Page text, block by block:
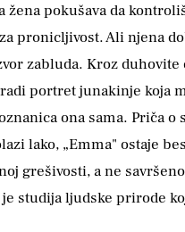
žena pokušava da
pronicljivost. Ali njena
zabluda. Kroz duhovite
portret junakinje koja
ona sama. Priča o
lako, „Emma" ostaje
grešivosti, a ne
studija ljudske prirode